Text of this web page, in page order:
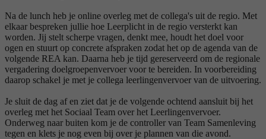
Na de lunch heb je online overleg met de collega's uit de regio. Met
elkaar bespreken jullie hoe Leerplicht in de regio versterkt kan
worden. Jij stelt scherpe vragen, denkt mee, houdt het doel voor
ogen en stuurt op concrete afspraken zodat het op de agenda van de
volgende REA kan. Daarna heb je tijd gereserveerd om de regionale
vergadering doelgroepenvervoer voor te bereiden. In voorbereiding
daarop schakel je met je collega leerlingenvervoer van de uitvoering.
Je sluit de dag af en ziet dat je de volgende ochtend aansluit bij het
overleg met het Sociaal Team over het Leerlingenvervoer.
Onderweg naar buiten kom je de controller van Team Samenleving
tegen en klets je nog even bij over je plannen van die avond.